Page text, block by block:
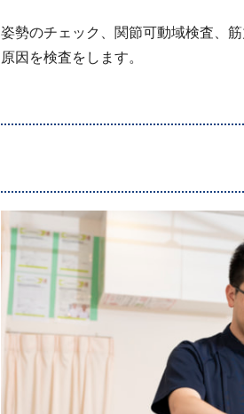
姿勢のチェック、関節可動域検査、
原因を検査をします。